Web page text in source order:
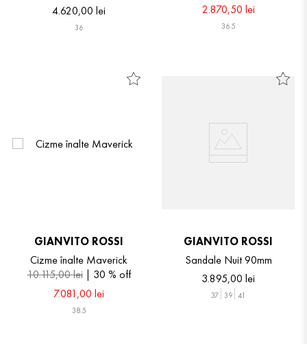
4.620,00 lei
36
2.870,50 lei
36.5
GIANVITO ROSSI
Cizme înalte Maverick
10.115,00lei 30 % off
7.081,00 lei
38.5
GIANVITO ROSSI
Sandale Nuit 90mm
3.895,00 lei
37 39 41